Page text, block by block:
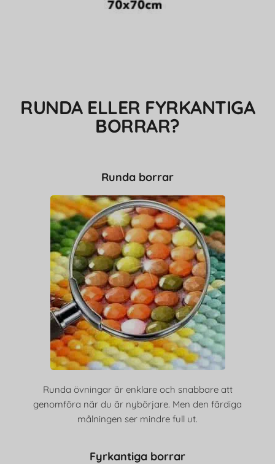
RUNDA ELLER FYRKANTIGA
BORRAR?
Runda borrar
Runda övningar är enklare och snabbare att
genomföra när du är nybörjare. Men den färdiga
målningen ser mindre full ut.
Fyrkantiga borrar